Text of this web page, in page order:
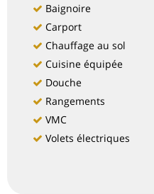
Baignoire
Carport
Chauffage au sol
Cuisine équipée
Douche
Rangements
VMC
Volets électriques